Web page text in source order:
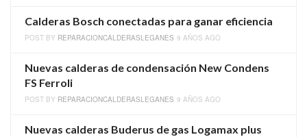
Calderas Bosch conectadas para ganar eficiencia
POST BY REPARACIONCALDERASLEGANES 9 AÑOS AGO
Nuevas calderas de condensación New Condens
FS Ferroli
POST BY REPARACIONCALDERASLEGANES 9 AÑOS AGO
Nuevas calderas Buderus de gas Logamax plus